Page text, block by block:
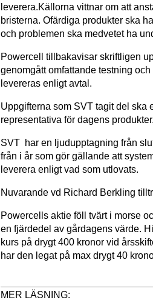
leverera.Källorna vittnar om att
bristerna. Ofärdiga produkter ska
och problemen ska medvetet ha
Powercell tillbakavisar skriftligen
genomgått omfattande testning
levereras enligt avtal.
Uppgifterna som SVT tagit del ska
representativa för dagens
SVT har en ljudupptagning från
från i år som gör gällande att
leverera enligt vad som utlovats.
Nuvarande vd Richard Berkling
Powercells aktie föll tvärt i morse
en fjärdedel av gårdagens värde.
kurs på drygt 400 kronor vid
har den legat på max drygt 40